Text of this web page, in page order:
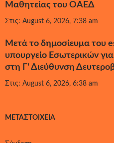
Μαθητείας του ΟΑΕΔ
Στις: August 6, 2026, 7:38 am
Μετά το δημοσίευμα του
υπουργείο Εσωτερικών
στη Γ' Διεύθυνση
Στις: August 6, 2026, 6:38 am
ΜΕΤΑΣΤΟΙΧΕΊΑ